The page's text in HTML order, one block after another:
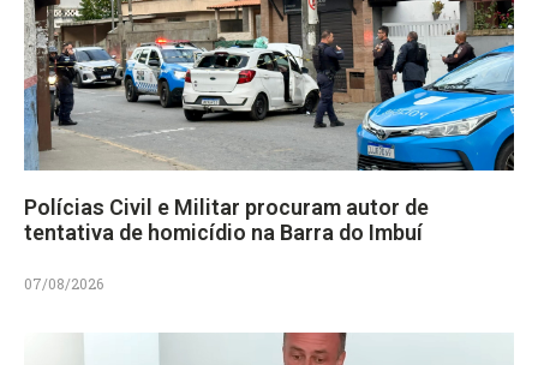
Polícias Civil e Militar procuram autor de
tentativa de homicídio na Barra do Imbuí
07/08/2026